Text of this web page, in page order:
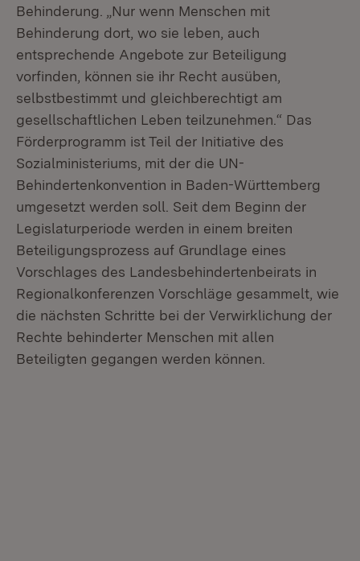
Behinderung. „Nur wenn Menschen mit
Behinderung dort, wo sie leben, auch
entsprechende Angebote zur Beteiligung
vorfinden, können sie ihr Recht ausüben,
selbstbestimmt und gleichberechtigt am
gesellschaftlichen Leben teilzunehmen.“ Das
Förderprogramm ist Teil der Initiative des
Sozialministeriums, mit der die UN-
Behindertenkonvention in Baden-Württemberg
umgesetzt werden soll. Seit dem Beginn der
Legislaturperiode werden in einem breiten
Beteiligungsprozess auf Grundlage eines
Vorschlages des Landesbehindertenbeirats in
Regionalkonferenzen Vorschläge gesammelt, wie
die nächsten Schritte bei der Verwirklichung der
Rechte behinderter Menschen mit allen
Beteiligten gegangen werden können.